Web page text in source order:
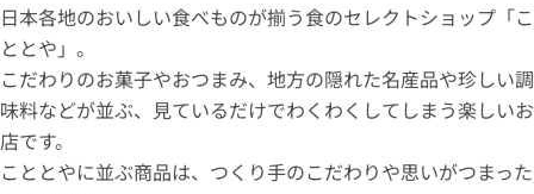
日本各地のおいしい食べものが揃う食のセレクトショップ「こ
ととや」。
こだわりのお菓子やおつまみ、地方の隠れた名産品や珍しい調
味料などが並ぶ、見ているだけでわくわくしてしまう楽しいお
店です。
こととやに並ぶ商品は、つくり手のこだわりや思いがつまった